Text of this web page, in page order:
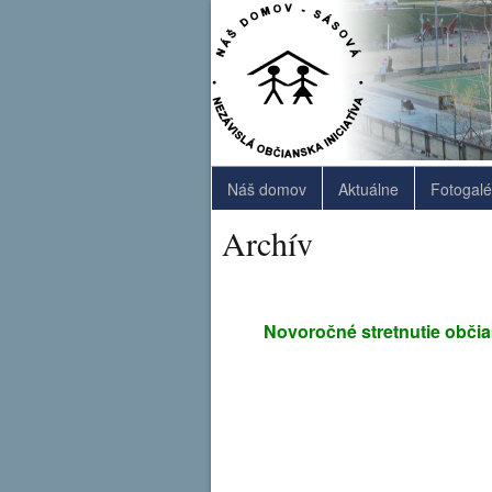
Náš domov Aktuálne
Archív
Novoročné stretnutie